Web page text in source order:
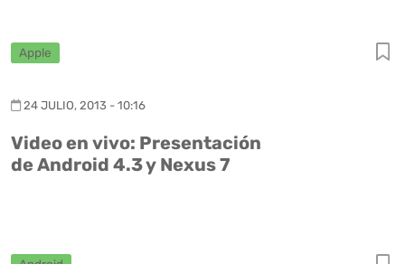
Apple
24 JULIO, 2013 - 10:16
Video en vivo: Presentación
de Android 4.3 y Nexus 7